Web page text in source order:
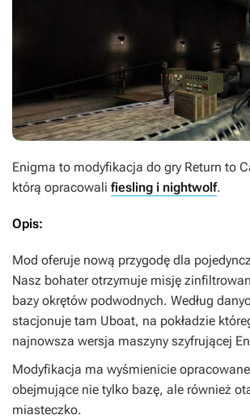
Enigma to modyfikacja do gry Return to
którą opracowali fiesling i nightwolf.
Opis:
Mod oferuje nową przygodę dla
Nasz bohater otrzymuje misję
bazy okrętów podwodnych. Według
stacjonuje tam Uboat, na pokładzie
najnowsza wersja maszyny szyfrującej
Modyfikacja ma wyśmienicie
obejmujące nie tylko bazę, ale również
miasteczko.